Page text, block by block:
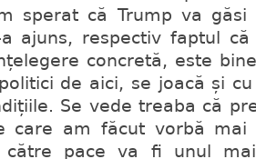
sperat că Trump va găsi
a ajuns, respectiv faptul
concretă, este
de aici, se joacă și
Se vede treaba că
care am făcut vorbă mai
către pace va fi unul